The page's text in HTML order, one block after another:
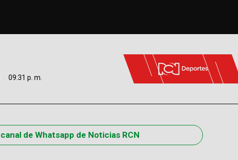
09:31 p. m.
de Whatsapp de Noticias RCN